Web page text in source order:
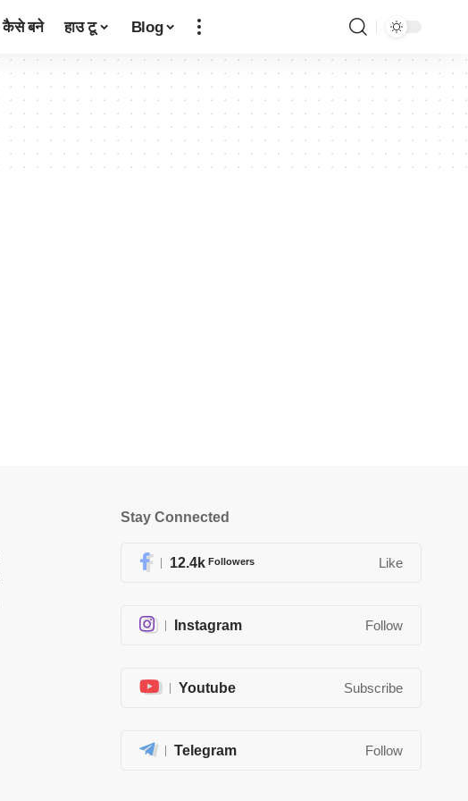
कैसे बने हाउ टू Blog
Stay Connected
12.4k Followers Like
Instagram Follow
Youtube Subscribe
Telegram Follow